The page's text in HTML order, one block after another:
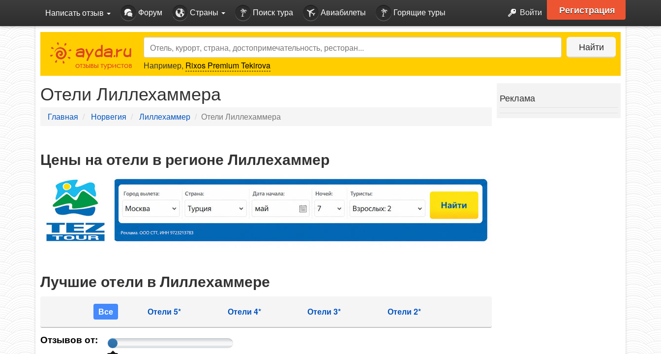
Написать отзыв Форум Страны Поиск тура Авиабилеты Горящие туры Войти Регистрация
Search Найти
Например, Rixos Premium Tekirova
Отели Лиллехаммера
Главная Норвегия Лиллехаммер Отели Лиллехаммера
Цены на отели в регионе Лиллехаммер
Лучшие отели в Лиллехаммере
Все Отели 5* Отели 4* Отели 3* Отели 2*
Отзывов от:
Реклама